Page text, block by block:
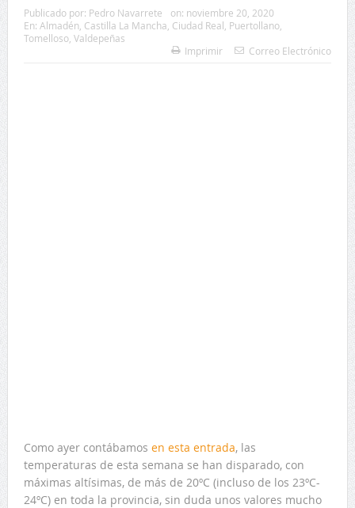
Publicado por: Pedro Navarrete on: noviembre 20, 2020
En: Almadén Castilla La Mancha Ciudad Real Puertollano,
Tomelloso, Valdepeñas
Imprimir
Correo Electrónico
Como ayer contábamos en esta entrada, las
temperaturas de esta semana se han disparado, con
máximas altísimas, de más de 20ºC (incluso de los 23ºC-
24ºC) en toda la provincia, sin duda unos valores mucho